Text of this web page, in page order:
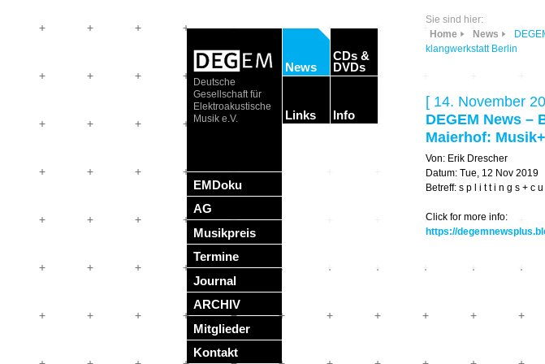
Deutsche
Gesellschaft für
Elektroakustische
Musik e.V.
EMDoku
AG
Musikpreis
Termine
Journal
ARCHIV
Mitglieder
Kontakt
News
CDs &
DVDs
Sonic Planet
Zeit
Allegro Praestat
– Ecological
Links
Forschung
Orte & Konzerte
Festivals
Info
Sie sind hier:
Home
News
klangwerkstatt Berlin
[ 14. November
DEGEM News –
Maierhof:
Von: Erik Drescher
Datum: Tue, 12 Nov 2019
Betreff: s p l i t t i n g s + c
Click for more info:
https://